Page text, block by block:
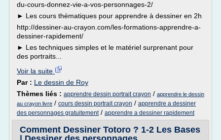
du-cours-donnez-vie-a-vos-personnages-2/
► Les cours thématiques pour apprendre à dessiner en 2h
http://dessiner-au-crayon.com/les-formations-apprendre-a-
dessiner-rapidement/
► Les techniques simples et le matériel surprenant pour
des portraits...
Voir la suite
Par : Le dessin de Roy
Thèmes liés : apprendre dessin portrait crayon / apprendre le dessin
au crayon livre / cours dessin portrait crayon / apprendre a dessiner
des personnages gratuitement/ apprendre a dessiner rapidement
Comment Dessiner Totoro ? 1-2 Les Bases